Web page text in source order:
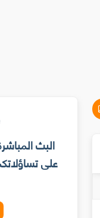
البث
على